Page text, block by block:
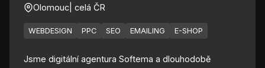
Olomouc | celá ČR
WEBDESIGN PPC SEO EMAILING E-SHOP
Jsme digitální agentura Softema a dlouhodobě